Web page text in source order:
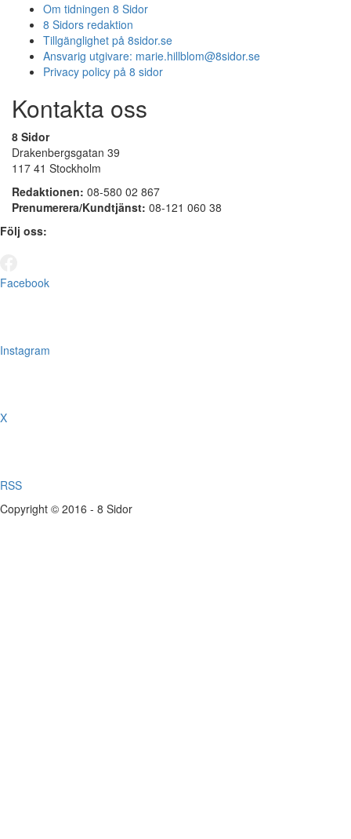
Om tidningen 8 Sidor
8 Sidors redaktion
Tillgänglighet på 8sidor.se
Ansvarig utgivare: marie.hillblom@8sidor.se
Privacy policy på 8 sidor
Kontakta oss
8 Sidor
Drakenbergsgatan 39
117 41 Stockholm
Redaktionen: 08-580 02 867
Prenumerera/Kundtjänst: 08-121 060 38
Följ oss:
Facebook
Instagram
X
RSS
Copyright © 2016 - 8 Sidor